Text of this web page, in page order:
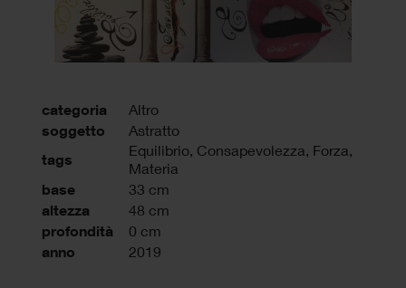
categoria Altro
soggetto Astratto
tags
Equilibrio, Consapevolezza, Forza,
Materia
base 33 cm
altezza 48 cm
profondità 0 cm
anno 2019